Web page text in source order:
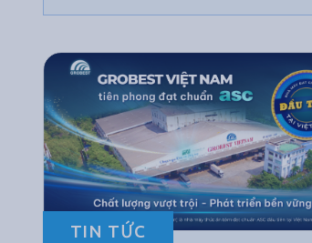
ưu năng suất, tiết kiệm chi
TIN TỨC